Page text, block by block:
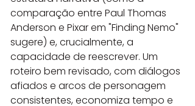
comparação entre Paul Thomas
Anderson e Pixar em "Finding Nemo"
sugere) e, crucialmente, a
capacidade de reescrever. Um
roteiro bem revisado, com diálogos
afiados e arcos de personagem
consistentes, economiza tempo e